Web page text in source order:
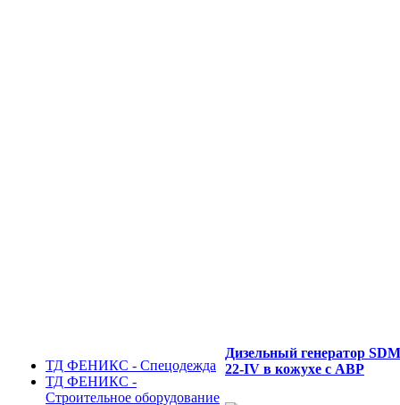
ТД ФЕНИКС - Спецодежда
ТД ФЕНИКС -
Строительное оборудование
Дизельный генератор
22-IV в кожухе с АВР